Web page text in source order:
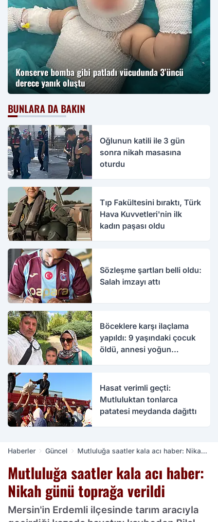
Konserve bomba gibi patladı vücudunda 3’üncü
derece yanık oluştu
BUNLARA DA BAKIN
Oğlunun katili ile 3 gün
sonra nikah masasına
oturdu
Tıp Fakültesini bıraktı, Türk
Hava Kuvvetleri'nin ilk
kadın paşası oldu
Sözleşme şartları belli oldu:
Salah imzayı attı
Böceklere karşı ilaçlama
yapıldı: 9 yaşındaki çocuk
öldü, annesi yoğun
Hasat verimli geçti:
Mutluluktan tonlarca
patatesi meydanda dağıttı
Haberler Güncel
Mutluluğa saatler kala acı haber: Nikah
Mutluluğa saatler kala acı haber:
Nikah günü toprağa verildi
Mersin'in Erdemli ilçesinde tarım aracıyla